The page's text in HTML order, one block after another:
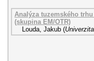
Analýza tuzemského
(skupina EM/OTR)
Louda, Jakub (